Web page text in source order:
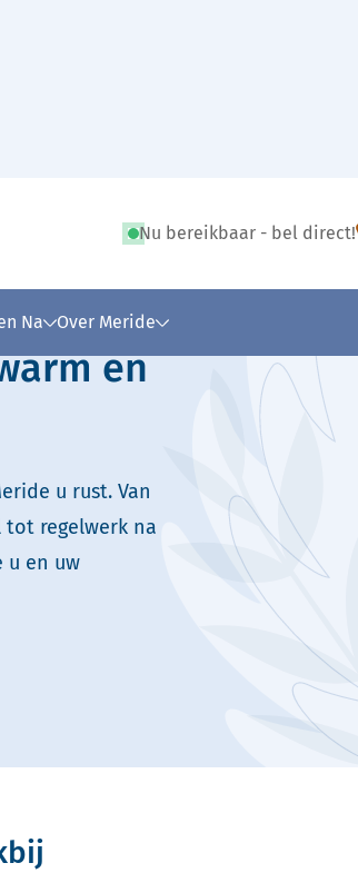
Nu bereikbaar - bel direct!
Na Over Meride
tekst
en
u rust. Van
regelwerk na
u en uw